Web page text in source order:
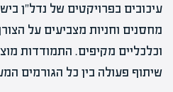
עיכובים בפרויקטים של נדל"ן
מחסנים וחניות מצביעים על
וכלכליים מקיפים. התמודדות
שיתוף פעולה בין כל הגורמים